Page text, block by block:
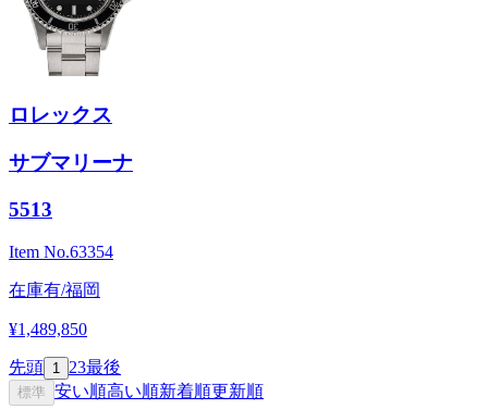
ロレックス
サブマリーナ
5513
Item No.63354
在庫有/福岡
¥1,489,850
先頭 1 23最後
標準 安い順高い順新着順更新順